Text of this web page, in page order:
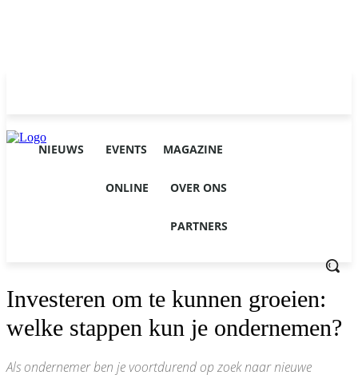
NIEUWS EVENTS MAGAZINE
ONLINE OVER ONS
PARTNERS
Investeren om te kunnen groeien:
welke stappen kun je ondernemen?
Als ondernemer ben je voortdurend op zoek naar nieuwe